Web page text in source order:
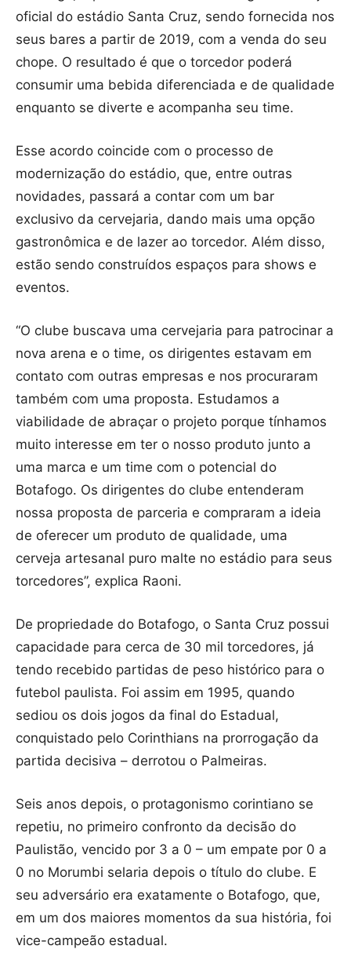
oficial do estádio Santa Cruz, sendo fornecida nos
seus bares a partir de 2019, com a venda do seu
chope. O resultado é que o torcedor poderá
consumir uma bebida diferenciada e de qualidade
enquanto se diverte e acompanha seu time.
Esse acordo coincide com o processo de
modernização do estádio, que, entre outras
novidades, passará a contar com um bar
exclusivo da cervejaria, dando mais uma opção
gastronômica e de lazer ao torcedor. Além disso,
estão sendo construídos espaços para shows e
eventos.
“O clube buscava uma cervejaria para patrocinar a
nova arena e o time, os dirigentes estavam em
contato com outras empresas e nos procuraram
também com uma proposta. Estudamos a
viabilidade de abraçar o projeto porque tínhamos
muito interesse em ter o nosso produto junto a
uma marca e um time com o potencial do
Botafogo. Os dirigentes do clube entenderam
nossa proposta de parceria e compraram a ideia
de oferecer um produto de qualidade, uma
cerveja artesanal puro malte no estádio para seus
torcedores”, explica Raoni.
De propriedade do Botafogo, o Santa Cruz possui
capacidade para cerca de 30 mil torcedores, já
tendo recebido partidas de peso histórico para o
futebol paulista. Foi assim em 1995, quando
sediou os dois jogos da final do Estadual,
conquistado pelo Corinthians na prorrogação da
partida decisiva – derrotou o Palmeiras.
Seis anos depois, o protagonismo corintiano se
repetiu, no primeiro confronto da decisão do
Paulistão, vencido por 3 a 0 – um empate por 0 a
0 no Morumbi selaria depois o título do clube. E
seu adversário era exatamente o Botafogo, que,
em um dos maiores momentos da sua história, foi
vice-campeão estadual.